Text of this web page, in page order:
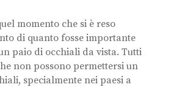
momento che si è reso
di quanto fosse importante
paio di occhiali da vista. Tutti
non possono permettersi un
specialmente nei paesi a